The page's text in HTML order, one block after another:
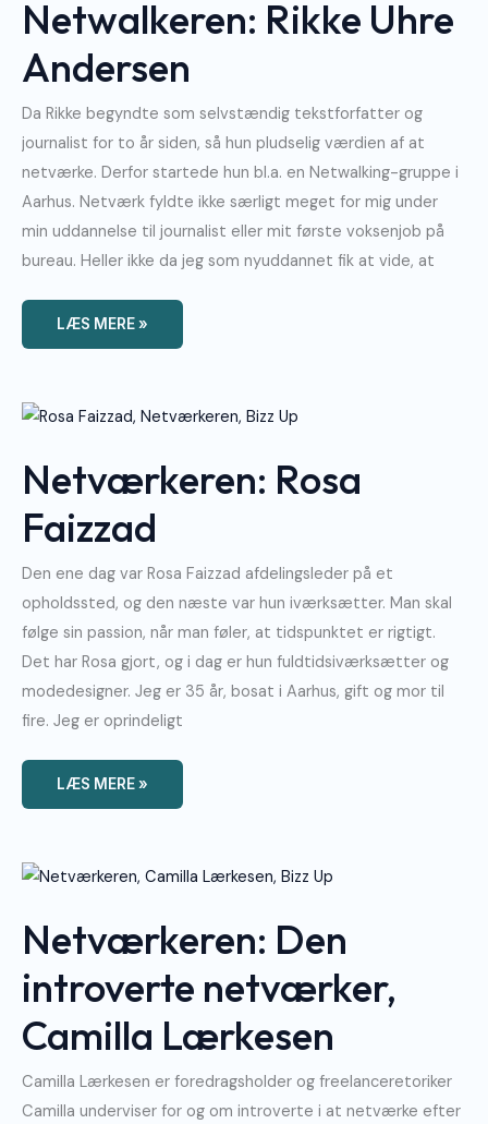
Netwalkeren: Rikke Uhre
Andersen
Da Rikke begyndte som selvstændig tekstforfatter og
journalist for to år siden, så hun pludselig værdien af at
netværke. Derfor startede hun bl.a. en Netwalking-gruppe i
Aarhus. Netværk fyldte ikke særligt meget for mig under
min uddannelse til journalist eller mit første voksenjob på
bureau. Heller ikke da jeg som nyuddannet fik at vide, at
LÆS MERE »
Netværkeren: Rosa
Faizzad
Den ene dag var Rosa Faizzad afdelingsleder på et
opholdssted, og den næste var hun iværksætter. Man skal
følge sin passion, når man føler, at tidspunktet er rigtigt.
Det har Rosa gjort, og i dag er hun fuldtidsiværksætter og
modedesigner. Jeg er 35 år, bosat i Aarhus, gift og mor til
fire. Jeg er oprindeligt
Netværkeren:
Rosa
LÆS MERE »
Netværkeren: Den
introverte netværker,
Camilla Lærkesen
Camilla Lærkesen er foredragsholder og freelanceretoriker
Camilla underviser for og om introverte i at netværke efter
Netværkeren:
Den
Camilla
Lærkesen